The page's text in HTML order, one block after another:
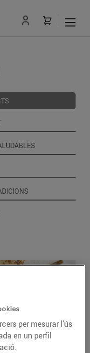
per mesurar l’ús
en un perfil